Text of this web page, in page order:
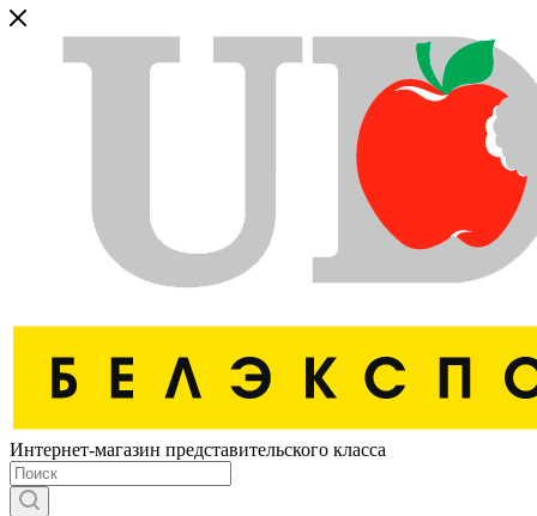
Интернет-магазин представительского класса